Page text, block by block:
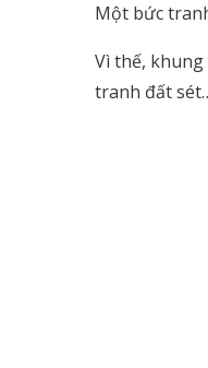
Một bức
Vì thế,
tranh đất